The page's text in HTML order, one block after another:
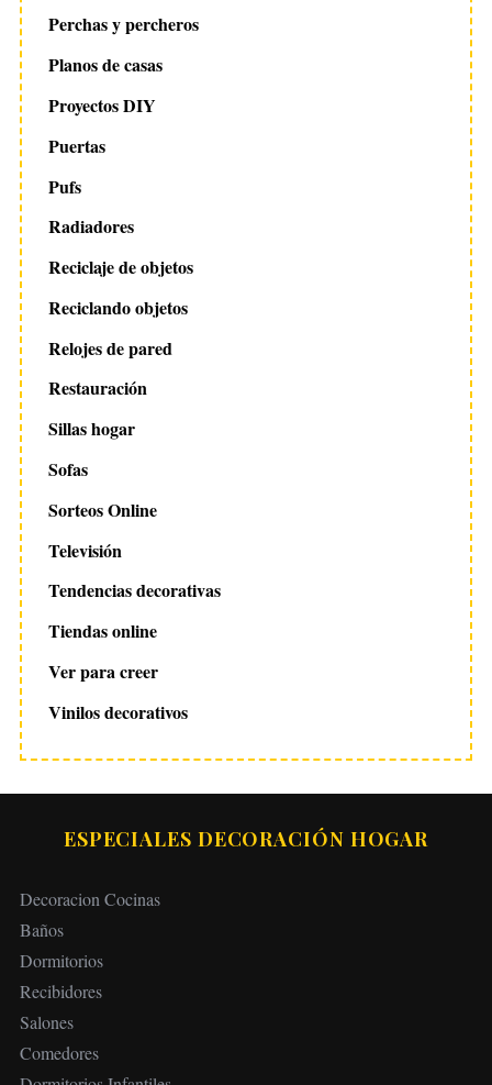
Perchas y percheros
Planos de casas
Proyectos DIY
Puertas
Pufs
Radiadores
Reciclaje de objetos
Reciclando objetos
Relojes de pared
Restauración
Sillas hogar
Sofas
Sorteos Online
Televisión
Tendencias decorativas
Tiendas online
Ver para creer
Vinilos decorativos
ESPECIALES DECORACIÓN HOGAR
Decoracion Cocinas
Baños
Dormitorios
Recibidores
Salones
Comedores